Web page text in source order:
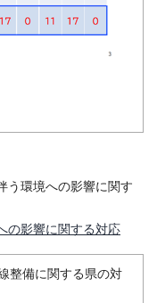
う環境への影響に関す
の影響に関する対応
整備に関する県の対